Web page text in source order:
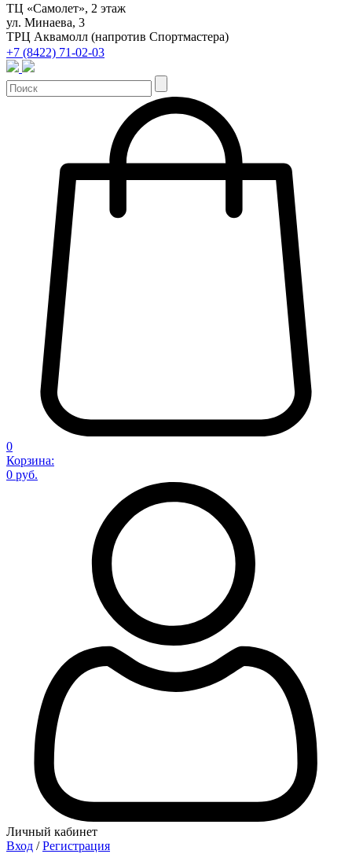
ТЦ «Самолет», 2 этаж
ул. Минаева, 3
ТРЦ Аквамолл (напротив Спортмастера)
+7 (8422) 71-02-03
0
Корзина:
0 руб.
Личный кабинет
Вход / Регистрация